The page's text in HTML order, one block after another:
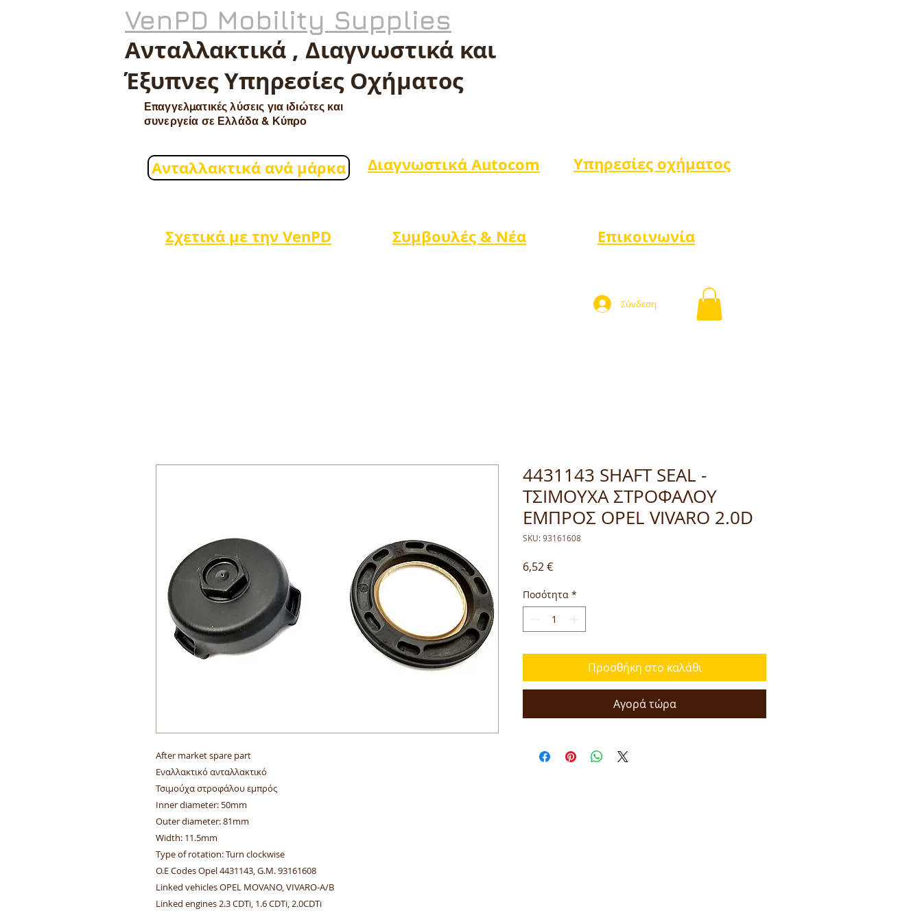
VenPD Mobility Supplies
Ανταλλακτικά , Διαγνωστικά και
Έξυπνες Υπηρεσίες Οχήματος
Επαγγελματικές λύσεις για ιδιώτες και
συνεργεία σε Ελλάδα & Κύπρο
Ανταλλακτικά ανά μάρκα Διαγνωστικά Autocom Υπηρεσίες οχήματος
Σχετικά με την VenPD Συμβουλές & Νέα Επικοινωνία
Σύνδεση
After market spare part
Εναλλακτικό ανταλλακτικό
Τσιμούχα στροφάλου εμπρός
Inner diameter: 50mm
Outer diameter: 81mm
Width: 11.5mm
Type of rotation: Turn clockwise
O.E Codes Opel 4431143, G.M. 93161608
Linked vehicles OPEL MOVANO, VIVARO-A/B
Linked engines 2.3 CDTi, 1.6 CDTi, 2.0CDTi
4431143 SHAFT SEAL -
ΤΣΙΜΟΥΧΑ ΣΤΡΟΦΑΛΟΥ
ΕΜΠΡΟΣ OPEL VIVARO 2.0D
SKU: 93161608
6,52 €Τιμή
Ποσότητα *
Προσθήκη στο καλάθι
Αγορά τώρα